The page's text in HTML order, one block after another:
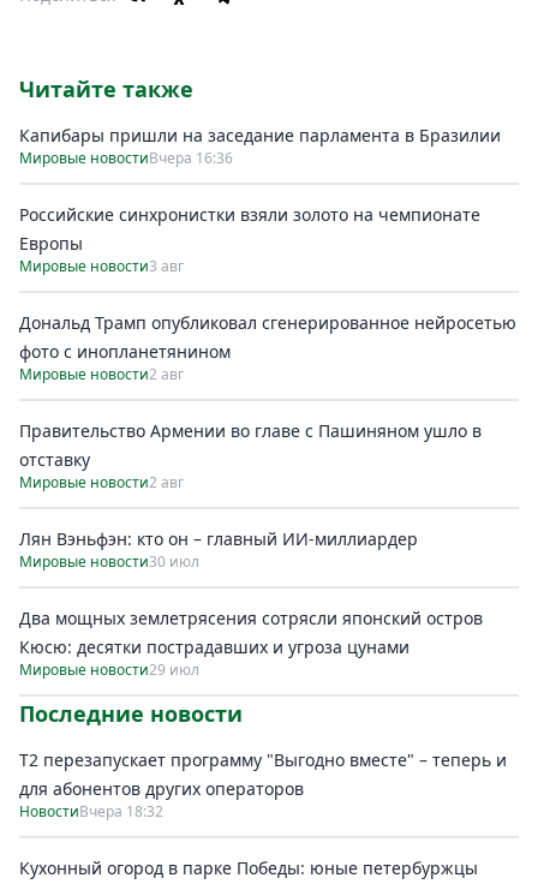
Читайте также
Капибары пришли на заседание парламента в Бразилии
Мировые новостиВчера 16:36
Российские синхронистки взяли золото на чемпионате
Европы
Мировые новости3 авг
Дональд Трамп опубликовал сгенерированное нейросетью
фото с инопланетянином
Мировые новости2 авг
Правительство Армении во главе с Пашиняном ушло в
отставку
Мировые новости2 авг
Лян Вэньфэн: кто он – главный ИИ-миллиардер
Мировые новости30 июл
Два мощных землетрясения сотрясли японский остров
Кюсю: десятки пострадавших и угроза цунами
Мировые новости29 июл
Последние новости
Т2 перезапускает программу "Выгодно вместе" – теперь и
для абонентов других операторов
НовостиВчера 18:32
Кухонный огород в парке Победы: юные петербуржцы